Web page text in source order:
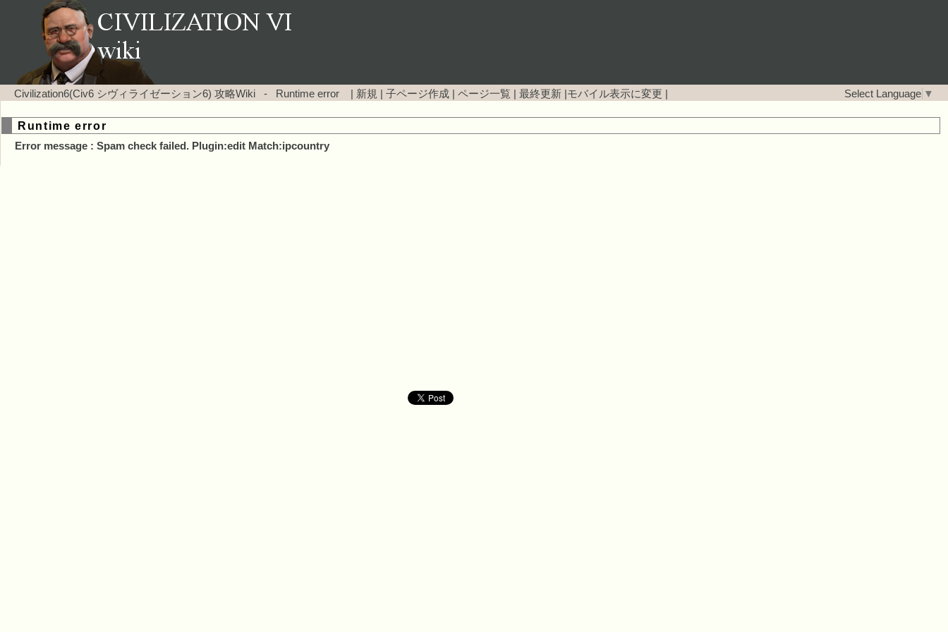
Civilization6(Civ6 シヴィライゼーション6) 攻略Wiki - Runtime error | 新規 子ページ作成 ページ一覧 最終更新 モバイル表示に変更 Select Language ▼
Runtime error
Error message : Spam check failed. Plugin:edit Match:ipcountry